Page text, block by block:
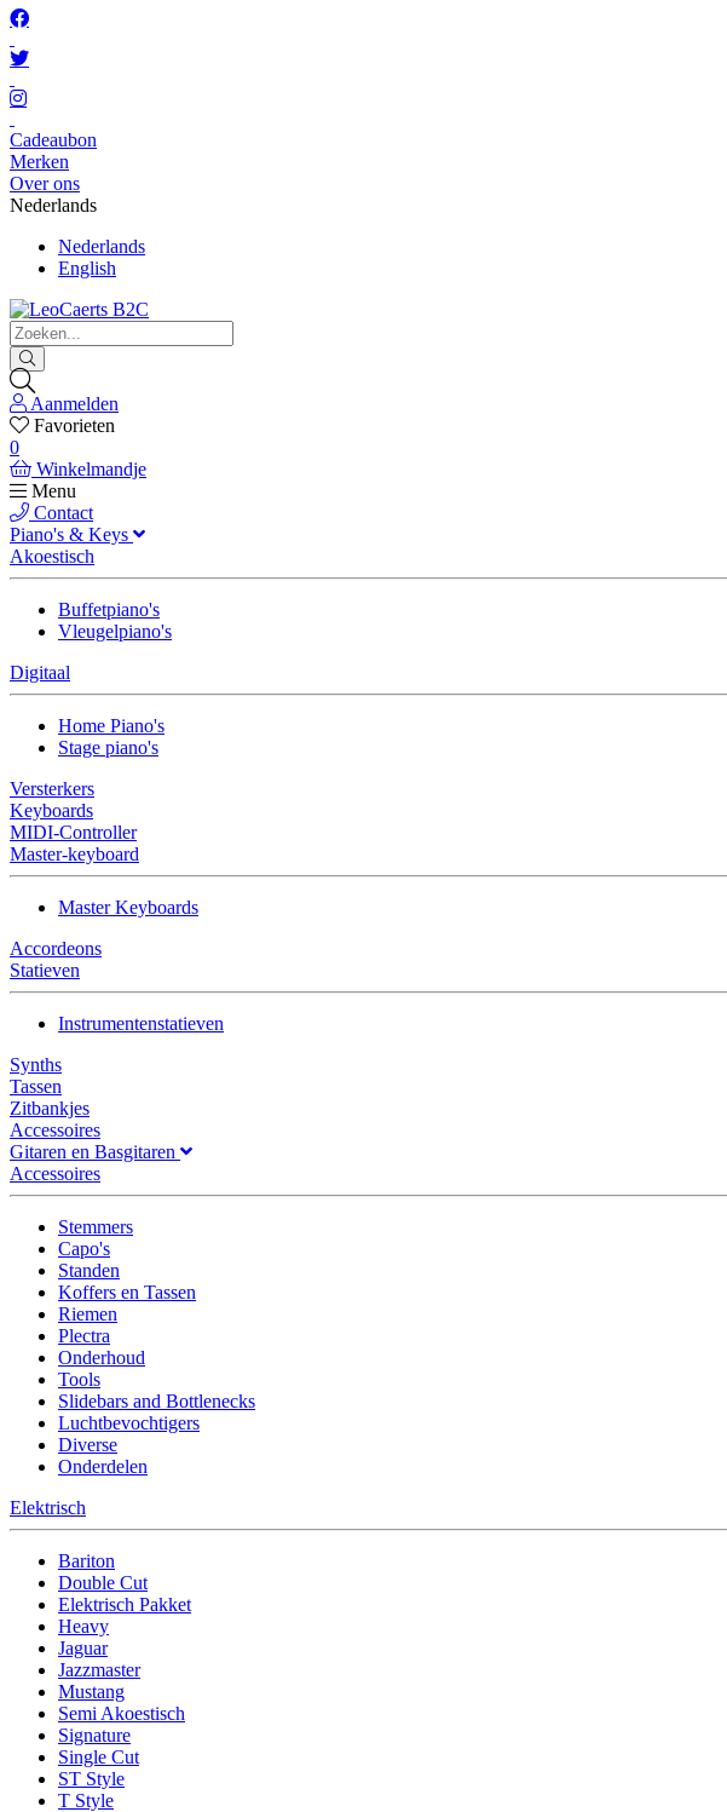
Cadeaubon
Merken
Over ons
Nederlands
Nederlands
English
Aanmelden
Favorieten
0
Winkelmandje
Menu
Contact
Piano's & Keys
Akoestisch
Buffetpiano's
Vleugelpiano's
Digitaal
Home Piano's
Stage piano's
Versterkers
Keyboards
MIDI-Controller
Master-keyboard
Master Keyboards
Accordeons
Statieven
Instrumentenstatieven
Synths
Tassen
Zitbankjes
Accessoires
Gitaren en Basgitaren
Accessoires
Stemmers
Capo's
Standen
Koffers en Tassen
Riemen
Plectra
Onderhoud
Tools
Slidebars and Bottlenecks
Luchtbevochtigers
Diverse
Onderdelen
Elektrisch
Bariton
Double Cut
Elektrisch Pakket
Heavy
Jaguar
Jazzmaster
Mustang
Semi Akoestisch
Signature
Single Cut
ST Style
T Style